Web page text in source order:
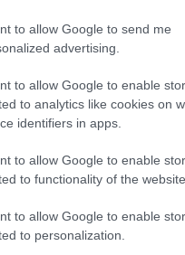
to allow Google to send me
advertising.
to allow Google to enable
to analytics like cookies on
identifiers in apps.
to allow Google to enable
to functionality of the
to allow Google to enable
to personalization.
legyen a Google-
Tetszett a cikk?
Link másolása
#LÉGIÓSOK #VIDEÓ